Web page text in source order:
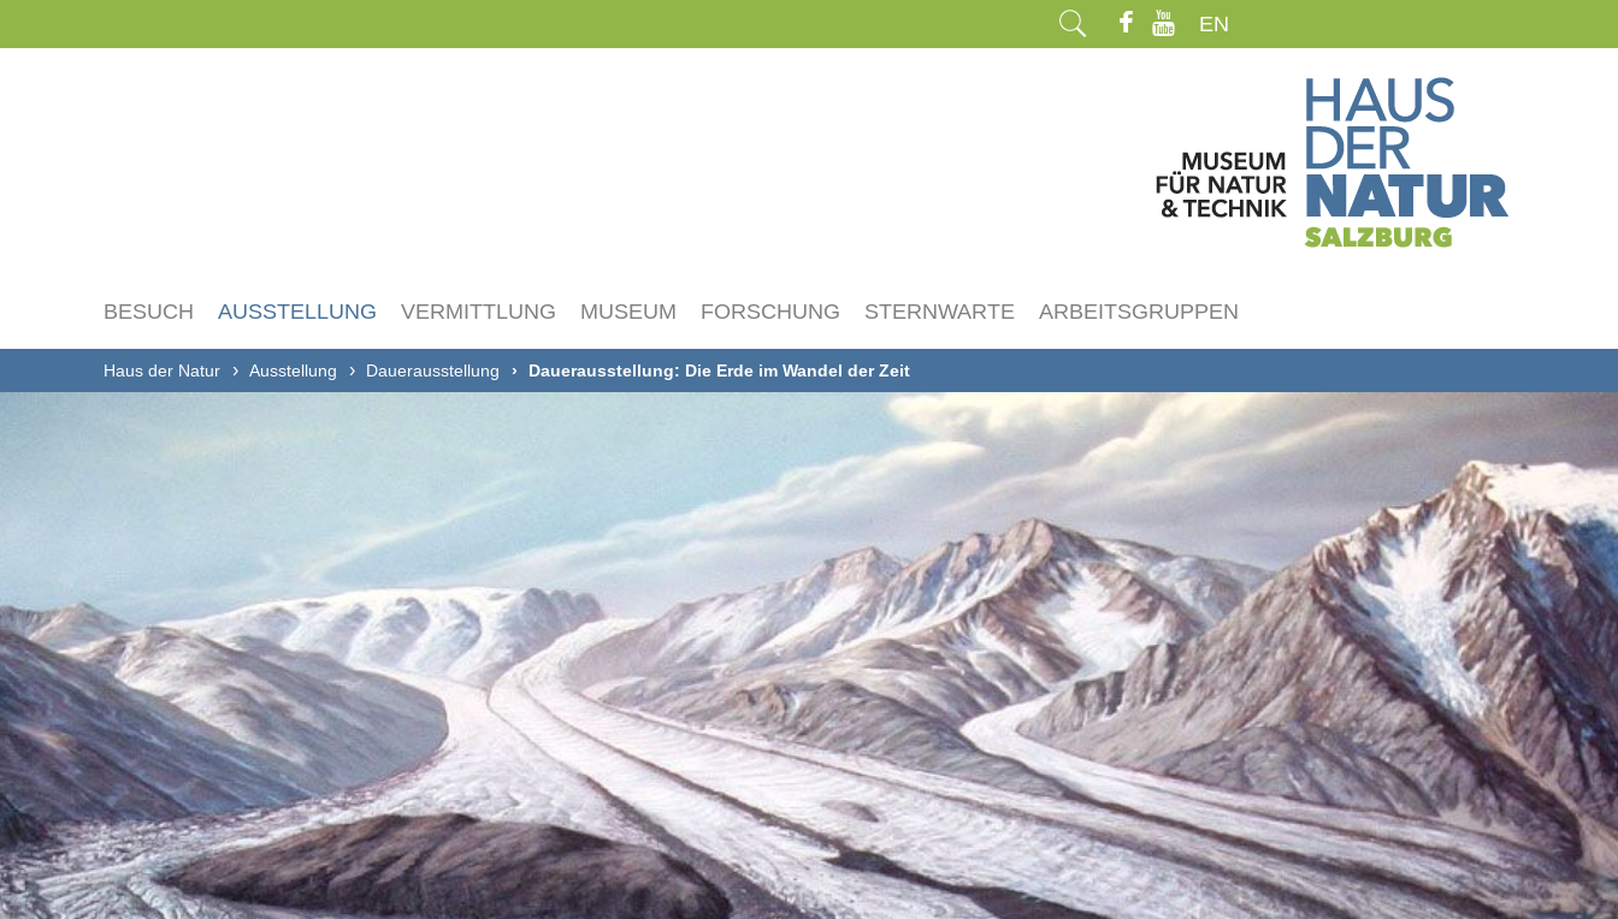
EN
BESUCH AUSSTELLUNG VERMITTLUNG MUSEUM FORSCHUNG STERNWARTE ARBEITSGRUPPEN
Haus der Natur Ausstellung Dauerausstellung Dauerausstellung: Die Erde im Wandel der Zeit